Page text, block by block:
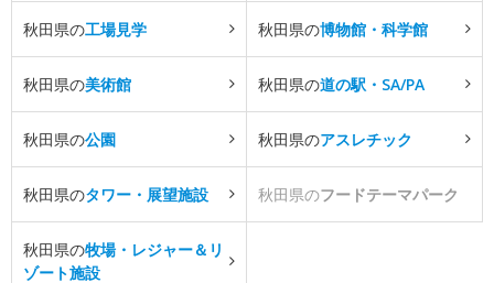
秋田県の工場見学 秋田県の博物館・科学館
秋田県の美術館 秋田県の道の駅・SA/PA
秋田県の公園 秋田県のアスレチック
秋田県のタワー・展望施設 秋田県のフードテーマパーク
秋田県の牧場・レジャー＆リ
ゾート施設